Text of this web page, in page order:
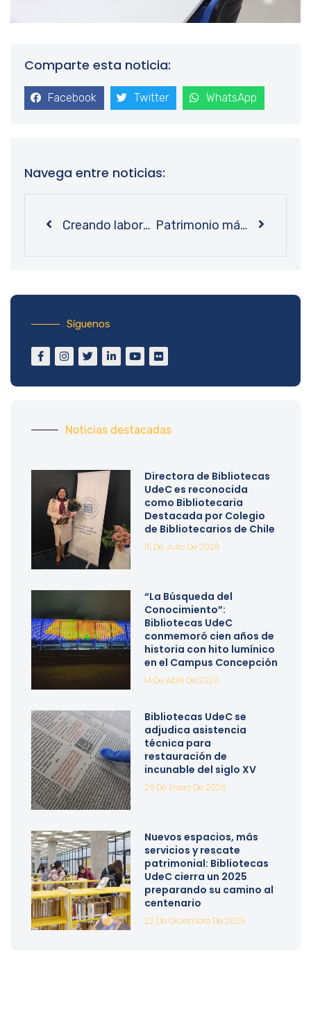
Comparte esta noticia:
Facebook Twitter WhatsApp
Navega entre noticias:
Creando laboratorios de datos: equipo de Bibliotecas UdeC realiza capacitación en Ciencia Abierta Patrimonio más protegido: Bibliotecas UdeC reinaugura oficialmente emblemática Sala Chile
Síguenos
Noticias destacadas
Directora de Bibliotecas
UdeC es reconocida
como Bibliotecaria
Destacada por Colegio
de Bibliotecarios de Chile
15 De Julio De 2026
“La Búsqueda del
Conocimiento”:
Bibliotecas UdeC
conmemoró cien años de
historia con hito lumínico
en el Campus Concepción
14 De Abril De 2026
Bibliotecas UdeC se
adjudica asistencia
técnica para
restauración de
incunable del siglo XV
26 De Enero De 2026
Nuevos espacios, más
servicios y rescate
patrimonial: Bibliotecas
UdeC cierra un 2025
preparando su camino al
centenario
22 De Diciembre De 2025